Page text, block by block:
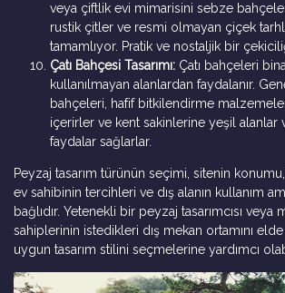
veya çiftlik evi mimarisini sebze
rustik çitler ve resmi olmayan çiçek
tamamlıyor. Pratik ve nostaljik bir
Çatı Bahçesi Tasarımı: Çatı bahçeleri
kullanılmayan alanlardan faydalanır.
bahçeleri, hafif bitkilendirme
içerirler ve kent sakinlerine yeşil alanlar
faydalar sağlarlar.
Peyzaj tasarım türünün seçimi, sitenin
ev sahibinin tercihleri ​​ve dış alanın kullanım
bağlıdır. Yetenekli bir peyzaj tasarımcısı veya
sahiplerinin istedikleri dış mekan ortamını
uygun tasarım stilini seçmelerine yardımcı